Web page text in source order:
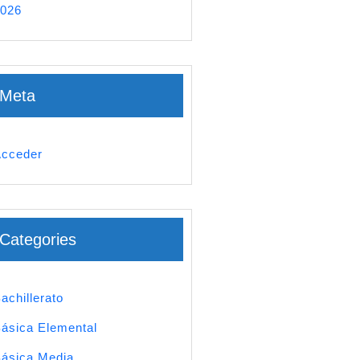
Meta
Categories
Elemental
Media